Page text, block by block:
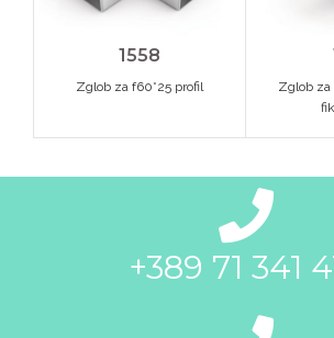
1558
Zglob za f60*25 profil
Zglob za
+389 71 341